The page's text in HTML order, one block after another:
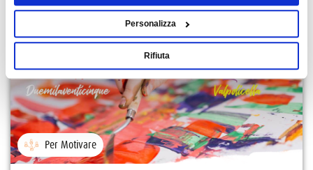
Personalizza
Rifiuta
Per Motivare